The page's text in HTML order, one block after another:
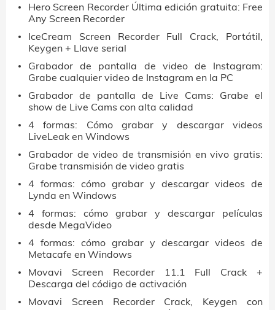
Hero Screen Recorder Última edición gratuita: Free
Any Screen Recorder
IceCream Screen Recorder Full Crack, Portátil,
Keygen + Llave serial
Grabador de pantalla de video de Instagram:
Grabe cualquier video de Instagram en la PC
Grabador de pantalla de Live Cams: Grabe el
show de Live Cams con alta calidad
4 formas: Cómo grabar y descargar videos
LiveLeak en Windows
Grabador de video de transmisión en vivo gratis:
Grabe transmisión de video gratis
4 formas: cómo grabar y descargar videos de
Lynda en Windows
4 formas: cómo grabar y descargar películas
desde MegaVideo
4 formas: cómo grabar y descargar videos de
Metacafe en Windows
Movavi Screen Recorder 11.1 Full Crack +
Descarga del código de activación
Movavi Screen Recorder Crack, Keygen con